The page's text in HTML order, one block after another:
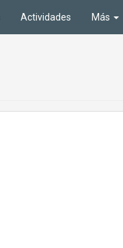
Actividades Más